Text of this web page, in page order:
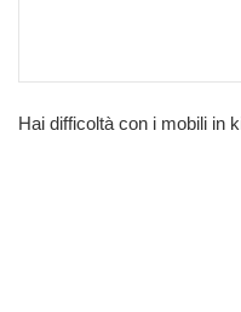
Hai difficoltà con i mobili in